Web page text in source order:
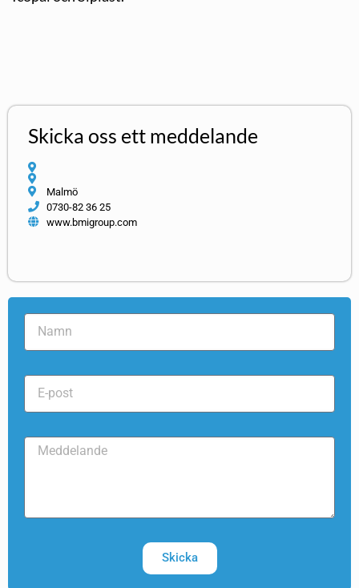
Skicka oss ett meddelande
Malmö
0730-82 36 25
www.bmigroup.com
Skicka